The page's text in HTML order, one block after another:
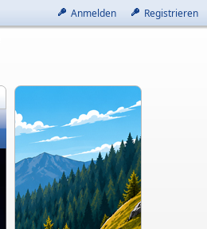
Anmelden Registrieren